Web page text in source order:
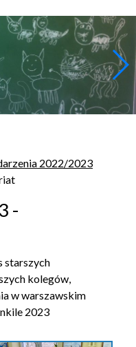
2022/2023
-
starszych
kolegów,
w warszawskim
2023